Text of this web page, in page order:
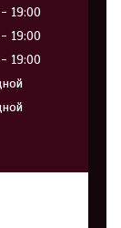
19:00
19:00
19:00